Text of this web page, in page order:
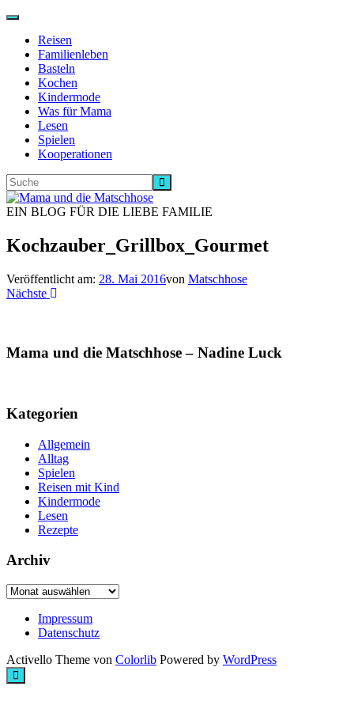
Navigation
ein-/ausschalten
Reisen
Familienleben
Basteln
Kochen
Kindermode
Was für Mama
Lesen
Spielen
Kooperationen
EIN BLOG FÜR DIE LIEBE FAMILIE
Kochzauber_Grillbox_Gourmet
Veröffentlicht am: 28. Mai 2016von Matschhose
Nächste
Mama und die Matschhose – Nadine Luck
Kategorien
Allgemein
Alltag
Spielen
Reisen mit Kind
Kindermode
Lesen
Rezepte
Archiv
Archiv
Impressum
Datenschutz
Activello Theme von Colorlib Powered by WordPress